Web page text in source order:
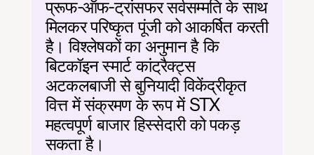
प्रूफ-ऑफ-ट्रांसफर सर्वसम्मति के साथ
मिलकर परिष्कृत पूंजी को आकर्षित करती
है। विश्लेषकों का अनुमान है कि
बिटकॉइन स्मार्ट कांट्रैक्ट्स
अटकलबाजी से बुनियादी विकेंद्रीकृत
वित्त में संक्रमण के रूप में STX
महत्वपूर्ण बाजार हिस्सेदारी को पकड़
सकता है।